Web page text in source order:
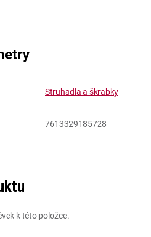
Struhadla a škrabky
7613329185728
k této položce.